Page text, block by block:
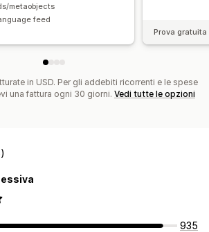
metaobjects
feed
Prova
in USD. Per gli addebiti ricorrenti e le spese
una fattura ogni 30 giorni. Vedi tutte le opzioni
935